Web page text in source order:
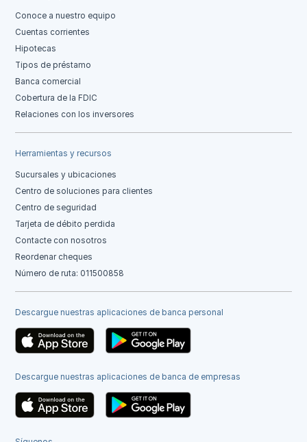
Conoce a nuestro equipo
Cuentas corrientes
Hipotecas
Tipos de préstamo
Banca comercial
Cobertura de la FDIC
Relaciones con los inversores
Herramientas y recursos
Sucursales y ubicaciones
Centro de soluciones para clientes
Centro de seguridad
Tarjeta de débito perdida
Contacte con nosotros
Reordenar cheques
Número de ruta: 011500858
Descargue nuestras aplicaciones de banca personal
Descargue nuestras aplicaciones de banca de empresas